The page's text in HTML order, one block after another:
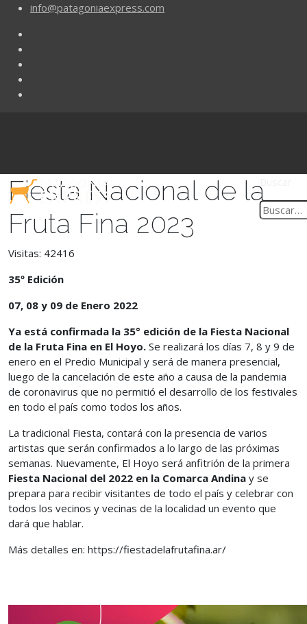
info@patagoniaexpress.com
Fiesta Nacional de la
Fruta Fina 2023
Visitas: 42416
35º Edición
07, 08 y 09 de Enero 2022
Ya está confirmada la 35° edición de la Fiesta Nacional
de la Fruta Fina en El Hoyo. Se realizará los días 7, 8 y 9 de
enero en el Predio Municipal y será de manera presencial,
luego de la cancelación de este año a causa de la pandemia
de coronavirus que no permitió el desarrollo de los festivales
en todo el país como todos los años.
La tradicional Fiesta, contará con la presencia de varios
artistas que serán confirmados a lo largo de las próximas
semanas. Nuevamente, El Hoyo será anfitrión de la primera
Fiesta Nacional del 2022 en la Comarca Andina y se
prepara para recibir visitantes de todo el país y celebrar con
todos los vecinos y vecinas de la localidad un evento que
dará que hablar.
Más detalles en: https://fiestadelafrutafina.ar/